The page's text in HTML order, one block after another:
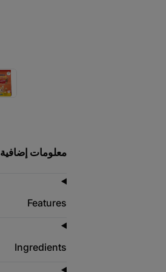
معلومات إضافية
Features
Ingredients